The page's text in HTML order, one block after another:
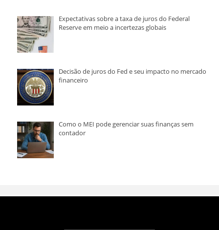
Expectativas sobre a taxa de juros do Federal
Reserve em meio a incertezas globais
Decisão de juros do Fed e seu impacto no mercado
financeiro
Como o MEI pode gerenciar suas finanças sem
contador